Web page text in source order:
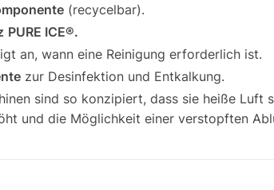
(recycelbar).
PURE ICE®.
an, wann eine Reinigung erforderlich ist.
zur Desinfektion und Entkalkung.
sind so konzipiert, dass sie heiße Luft
und die Möglichkeit einer verstopften